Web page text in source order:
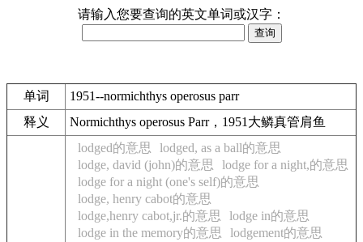
请输入您要查询的英文单词或汉字：
单词
1951--normichthys operosus parr
释义
Normichthys operosus Parr，1951大鳞真管肩鱼
lodged的意思
lodged, as a ball的意思
lodge, david (john)的意思
lodge for a night,的意思
lodge for a night (one's self)的意思
lodge, henry cabot的意思
lodge,henry cabot,jr.的意思
lodge in的意思
lodge in the memory的意思
lodgement的意思